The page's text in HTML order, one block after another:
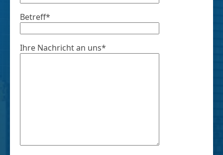
Betreff*
Ihre Nachricht an uns*